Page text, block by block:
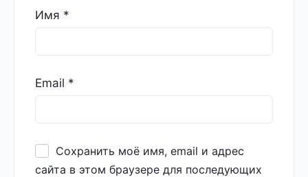
Имя *
Email *
Сохранить моё имя, email и адрес
сайта в этом браузере для последующих